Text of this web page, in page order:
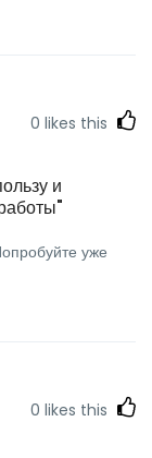
0 likes this
и
уже
0 likes this